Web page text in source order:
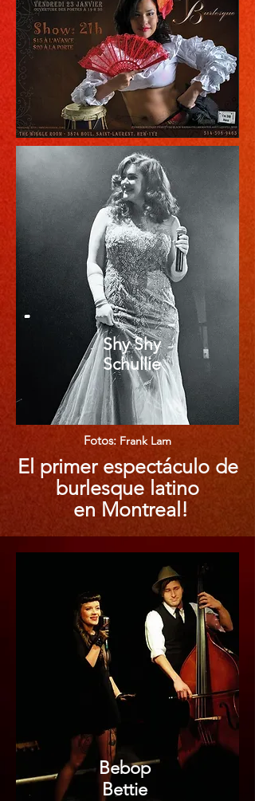
Shy Shy
Schullie
Fotos: Frank Lam
El primer espectáculo de
burlesque latino
en Montreal!
Bebop
Bettie